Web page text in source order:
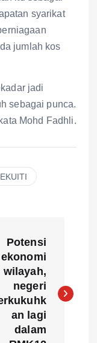
syarikat
jumlah kos
jadi
sebagai punca.
Mohd Fadhli.
Potensi
ekonomi
wilayah,
negeri
an lagi
dalam